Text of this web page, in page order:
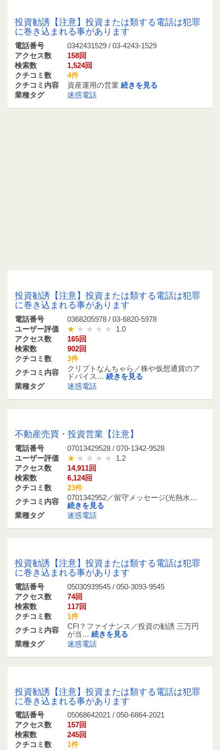
投資勧誘【注意】投資または類する電話は犯罪
に巻き込まれる事があります
電話番号
0342431529 / 03-4243-1529
アクセス数
158回
検索数
1,524回
クチコミ数
4件
クチコミ内容
資産運用の営業 続きを見る
業種タグ
迷惑電話
投資勧誘【注意】投資または類する電話は犯罪
に巻き込まれる事があります
電話番号
0368205978 / 03-6820-5978
ユーザー評価
1.0
アクセス数
165回
検索数
902回
クチコミ数
3件
クチコミ内容
クリプトなんちゃら／株や仮想通貨のア
ドバイス… 続きを見る
業種タグ
迷惑電話
不動産売買・投資営業【注意】
電話番号
07013429528 / 070-1342-9528
ユーザー評価
1.2
アクセス数
14,911回
検索数
6,124回
クチコミ数
23件
クチコミ内容
0701342952／留守メッセージ(光熱水…
続きを見る
業種タグ
迷惑電話
投資勧誘【注意】投資または類する電話は犯罪
に巻き込まれる事があります
電話番号
05030939545 / 050-3093-9545
アクセス数
74回
検索数
117回
クチコミ数
1件
クチコミ内容
CFI？ファイナンス／投資の勧誘 三万円
が当… 続きを見る
業種タグ
迷惑電話
投資勧誘【注意】投資または類する電話は犯罪
に巻き込まれる事があります
電話番号
05068642021 / 050-6864-2021
アクセス数
157回
検索数
245回
クチコミ数
1件